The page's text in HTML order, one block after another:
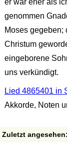
genommen
Moses gegeben;
Christum
eingeborene
uns verkündigt.
Lied 4865401 in
Akkorde, Noten
Zuletzt angesehen: